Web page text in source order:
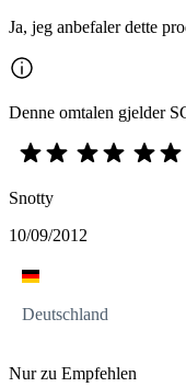
Ja, jeg anbefaler dette
Denne omtalen gjelder
Snotty
10/09/2012
Deutschland
Nur zu Empfehlen